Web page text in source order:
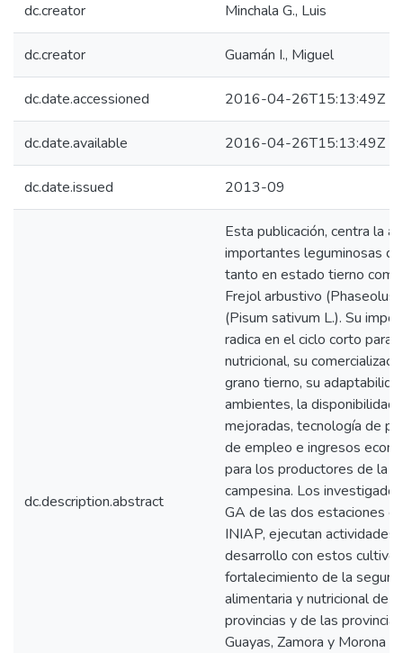
dc.creator Minchala G., Luis
dc.creator Guamán I., Miguel
dc.date.accessioned 2016-04-26T15:13:49Z
dc.date.available 2016-04-26T15:13:49Z
dc.date.issued 2013-09
dc.description.abstract
Esta publicación, centra la
importantes leguminosas
tanto en estado tierno
Frejol arbustivo (Phaseolus
(Pisum sativum L.). Su
radica en el ciclo corto para
nutricional, su
grano tierno, su
ambientes, la disponibilidad
mejoradas, tecnología de
de empleo e ingresos
para los productores de la
campesina. Los
GA de las dos estaciones
INIAP, ejecutan actividades
desarrollo con estos
fortalecimiento de la
alimentaria y nutricional de
provincias y de las
Guayas, Zamora y Morona